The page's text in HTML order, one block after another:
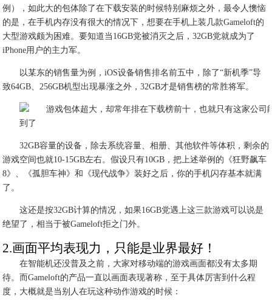
例），如此大的包体除了在下载安装的时候特别麻烦之外，最令人懊恼
的是，在手机内存没有很大的情况下，想要在手机上装几款Gameloft的
大型游戏颇为困难。要知道当16GB党被消灭之后，32GB党就成为了
iPhone用户的主力军。
以某东的销售量为例，iOS设备销售排名前五中，除了“新机季”导
致64GB、256GB机型出现暴涨之外，32GB才是销售榜的常胜将军。
32GB容量的设备，除去系统容量、相册、其他软件等体积，剩余的
游戏空间也就10-15GB左右。假设只有10GB，把上述举例的《狂野飙车
8》、《孤胆车神》和《现代战争》装好之后，你的手机闪存基本就满
了。
这还是按32GB计算的情况，如果16GB党遇上这三款游戏可以说是
绝望了，相当于被Gameloft拒之门外。
2.画面平均表现力，只能是业界最好！
在智能机还没普及之前，大家对移动端的游戏画面都没有太多期
待。而Gameloft的产品一直以画面表现著称，至于具体厉害到什么程
度，大概就是当别人在玩这种动作游戏的时候：